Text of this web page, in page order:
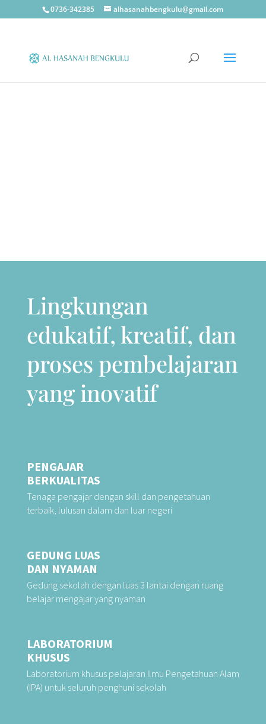
0736-342385 alhasanahbengkulu@gmail.com
Lingkungan
edukatif, kreatif, dan
proses pembelajaran
yang inovatif
PENGAJAR
BERKUALITAS
Tenaga pengajar dengan skill dan pengetahuan
terbaik, lulusan dalam dan luar negeri
GEDUNG LUAS
DAN NYAMAN
Gedung sekolah dengan luas 3 lantai dengan ruang
belajar mengajar yang nyaman
LABORATORIUM
KHUSUS
Laboratorium khusus pelajaran Ilmu Pengetahuan Alam
(IPA) untuk seluruh penghuni sekolah